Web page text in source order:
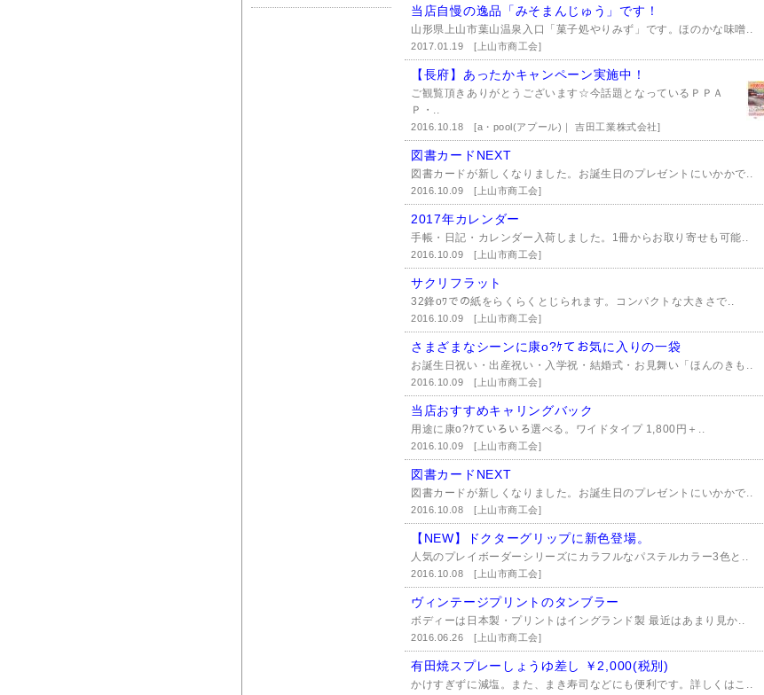
当店自慢の逸品「みそまんじゅう」です！
山形県上山市葉山温泉入口「菓子処やりみず」です。ほのかな味噌..
2017.01.19[上山市商工会]
【長府】あったかキャンペーン実施中！
ご観覧頂きありがとうございます☆今話題となっているＰＰＡ
Ｐ・..
2016.10.18[a・pool(アプール)｜ 吉田工業株式会社]
図書カードNEXT
図書カードが新しくなりました。お誕生日のプレゼントにいかかで..
2016.10.09[上山市商工会]
2017年カレンダー
手帳・日記・カレンダー入荷しました。1冊からお取り寄せも可能..
2016.10.09[上山市商工会]
サクリフラット
32鋒oﾜでの紙をらくらくとじられます。コンパクトな大きさで..
2016.10.09[上山市商工会]
さまざまなシーンに康o?ｹてお気に入りの一袋
お誕生日祝い・出産祝い・入学祝・結婚式・お見舞い「ほんのきも..
2016.10.09[上山市商工会]
当店おすすめキャリングバック
用途に康o?ｹていろいろ選べる。ワイドタイプ 1,800円＋..
2016.10.09[上山市商工会]
図書カードNEXT
図書カードが新しくなりました。お誕生日のプレゼントにいかかで..
2016.10.08[上山市商工会]
【NEW】ドクターグリップに新色登場。
人気のプレイボーダーシリーズにカラフルなパステルカラー3色と..
2016.10.08[上山市商工会]
ヴィンテージプリントのタンブラー
ボディーは日本製・プリントはイングランド製 最近はあまり見か..
2016.06.26[上山市商工会]
有田焼スプレーしょうゆ差し ￥2,000(税別)
かけすぎずに減塩。また、まき寿司などにも便利です。詳しくはこ..